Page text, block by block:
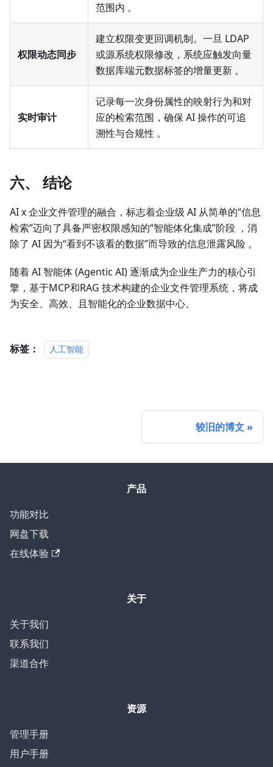
范围内 。
权限动态同步
建立权限变更回调机制。一旦 LDAP
或源系统权限修改，系统应触发向量
数据库端元数据标签的增量更新 。
实时审计
记录每一次身份属性的映射行为和对
应的检索范围，确保 AI 操作的可追
溯性与合规性 。
六、 结论
AI x 企业文件管理的融合，标志着企业级 AI 从简单的“信息
检索”迈向了具备严密权限感知的“智能体化集成”阶段 ，消
除了 AI 因为“看到不该看的数据”而导致的信息泄露风险 。
随着 AI 智能体 (Agentic AI) 逐渐成为企业生产力的核心引
擎，基于MCP和RAG 技术构建的企业文件管理系统，将成
为安全、高效、且智能化的企业数据中心。
标签： 人工智能
较旧的博文
产品
功能对比
网盘下载
在线体验
关于
关于我们
联系我们
渠道合作
资源
管理手册
用户手册